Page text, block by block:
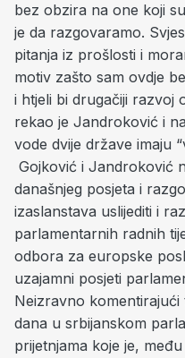
bez obzira na one koji
je da razgovaramo.
pitanja iz prošlosti i
motiv zašto sam ovdje
i htjeli bi drugačiji razvoj
rekao je Jandroković i
vode dvije države imaju
Gojković i Jandroković
današnjeg posjeta i
izaslanstava uslijediti i
parlamentarnih radnih
odbora za europske
uzajamni posjeti
Neizravno
dana u srbijanskom
prijetnjama koje je,